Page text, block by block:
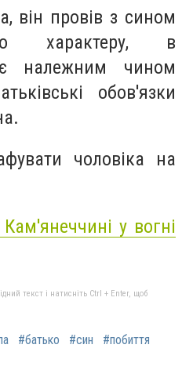
він провів з сином
характеру, в
належним чином
обов'язки
чоловіка на
у вогні
текст і натисніть Ctrl + Enter, щоб
#батько #син #побиття